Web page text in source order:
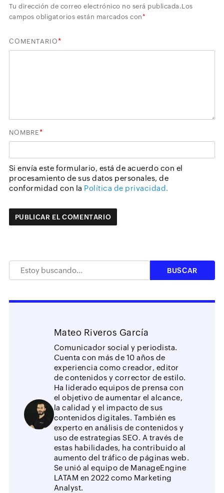
Tu dirección de correo electrónico no será publicada.Los
campos obligatorios están marcados con*
COMENTARIO*
NOMBRE*
Si envía este formulario, está de acuerdo con el
procesamiento de sus datos personales, de
conformidad con la Política de privacidad.
Mateo Riveros García
Comunicador social y periodista.
Cuenta con más de 10 años de
experiencia como creador, editor
de contenidos y corrector de estilo.
Ha liderado equipos de prensa con
el objetivo de aumentar el alcance,
la calidad y el impacto de sus
contenidos digitales. También es
experto en análisis de contenidos y
uso de estrategias SEO. A través de
estas habilidades, ha contribuido al
aumento del tráfico de páginas web.
Se unió al equipo de ManageEngine
LATAM en 2022 como Marketing
Analyst.